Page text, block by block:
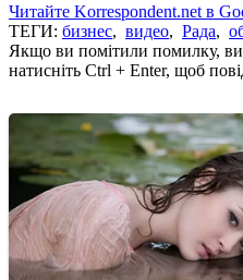
Читайте Korrespondent.net в
ТЕГИ: бизнес, видео, Рада,
Якщо ви помітили помилку,
натисніть Ctrl + Enter, щоб